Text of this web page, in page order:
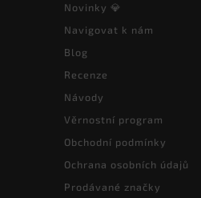
Novinky 💎
Navigovat k nám
Blog
Recenze
Návody
Věrnostní program
Obchodní podmínky
Ochrana osobních údajů
Prodávané značky